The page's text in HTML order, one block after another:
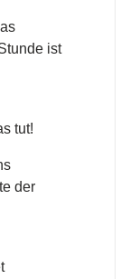
ist
tut!
der